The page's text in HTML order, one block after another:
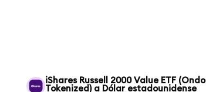
iShares Russell 2000 Value ETF (Ondo
Tokenized) a Dólar estadounidense